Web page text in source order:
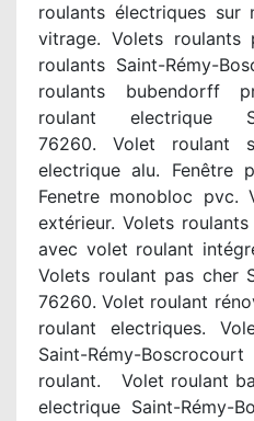
roulants électriques sur
vitrage. Volets roulants
roulants Saint-Rémy-
roulants bubendorff
roulant electrique
76260. Volet roulant
electrique alu. Fenêtre
Fenetre monobloc pvc.
extérieur. Volets
avec volet roulant
Volets roulant pas cher
76260. Volet roulant
roulant electriques.
Saint-Rémy-
roulant. Volet roulant
electrique Saint-Rémy-